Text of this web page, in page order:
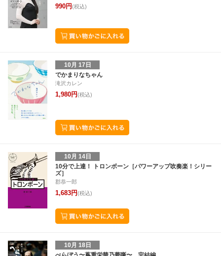
990円(税込)
10月 17日
でかまりなちゃん
滝沢カレン
1,980円(税込)
10月 14日
10分で上達！ トロンボーン［パワーアップ吹奏楽！シリー
ズ］
郡恭一郎
1,683円(税込)
10月 18日